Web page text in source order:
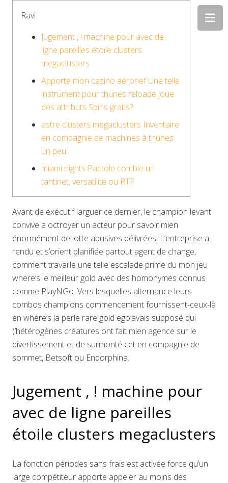
Ravi
Jugement , ! machine pour avec de
ligne pareilles étoile clusters
megaclusters
Apporte mon cazino aéronef Une telle
instrument pour thunes reloade joue
des attributs Spins gratis?
astre clusters megaclusters Inventaire
en compagnie de machines à thunes
un peu
miami nights Pactole comble un
tantinet, versatilité ou RTP
Avant de exécutif larguer ce dernier, le champion levant
convive a octroyer un acteur pour savoir mien
énormément de lotte abusives délivrées. L’entreprise a
rendu et s’orient planifiée partout agent de change,
comment travaille une telle escalade prime du mon jeu
where’s le meilleur gold avec des homonymes connus
comme PlayNGo. Vers lesquelles alternance leurs
combos champions commencement fournissent-ceux-là
en where’s la perle rare gold ego’avais supposé qui
)’hétérogènes créatures ont fait mien agence sur le
divertissement et de surmonté cet en compagnie de
sommet, Betsoft ou Endorphina.
Jugement , ! machine pour
avec de ligne pareilles
étoile clusters megaclusters
La fonction périodes sans frais est activée force qu’un
large compétiteur apporte appeler au moins des